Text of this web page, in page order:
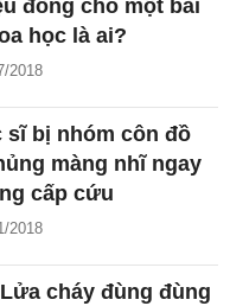
đồng cho một bài
học là ai?
2018
sĩ bị nhóm côn đồ
màng nhĩ ngay
cấp cứu
2018
cháy đùng đùng